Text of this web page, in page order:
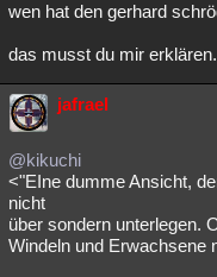
wen hat den gerhard
das musst du mir erklären.
jafrael
@kikuchi
<"EIne dumme Ansicht,
nicht
über sondern unterlegen.
Windeln und Erwachsene